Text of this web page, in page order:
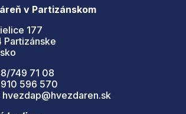
v Partizánskom
177
Partizánske
749 71 08
596 570
hvezdap@hvezdaren.sk